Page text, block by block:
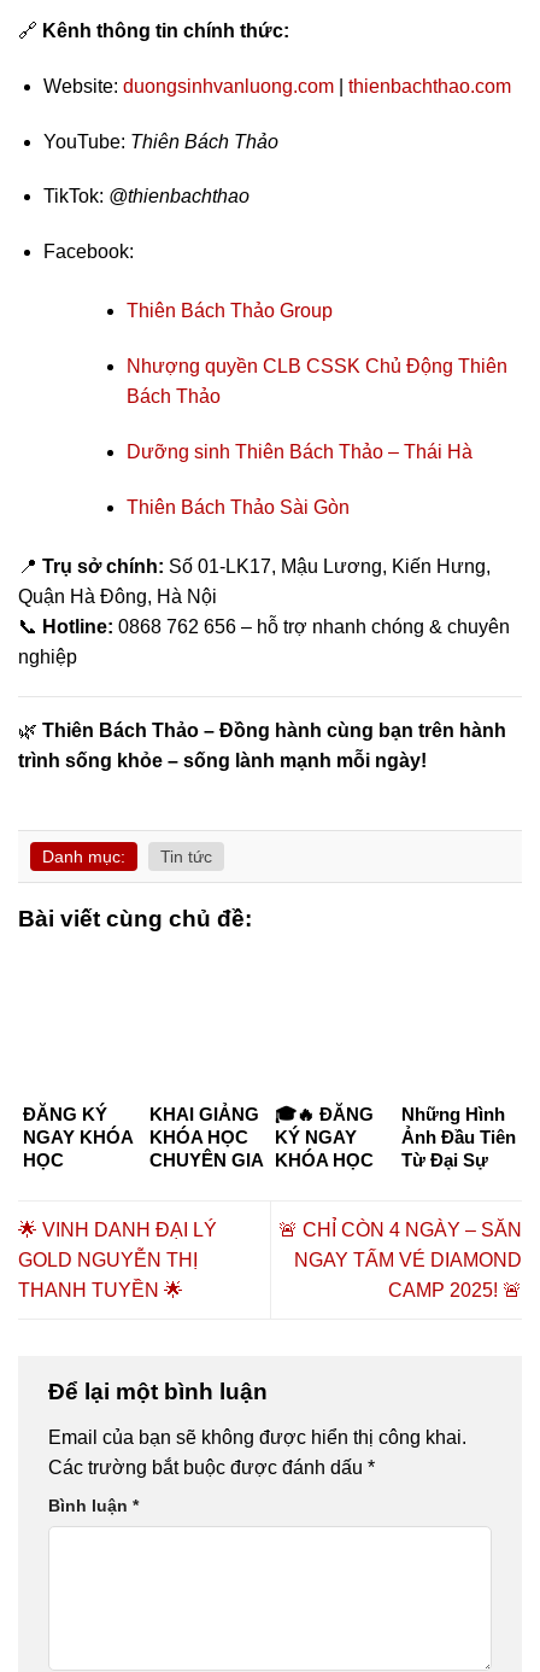
🔗 Kênh thông tin chính thức:
Website: duongsinhvanluong.com| thienbachthao.com
YouTube: Thiên Bách Thảo
TikTok: @thienbachthao
Facebook:
Thiên Bách Thảo Group
Nhượng quyền CLB CSSK Chủ Động Thiên
Bách Thảo
Dưỡng sinh Thiên Bách Thảo – Thái Hà
Thiên Bách Thảo Sài Gòn
📍 Trụ sở chính: Số 01-LK17, Mậu Lương, Kiến Hưng,
Quận Hà Đông, Hà Nội
📞 Hotline: 0868 762 656 – hỗ trợ nhanh chóng & chuyên
nghiệp
🌿 Thiên Bách Thảo – Đồng hành cùng bạn trên hành
trình sống khỏe – sống lành mạnh mỗi ngày!
Danh mục: Tin tức
Bài viết cùng chủ đề:
ĐĂNG KÝ
NGAY KHÓA
HỌC
SINH KHÓA
K6 & K7
KHAI GIẢNG
KHÓA HỌC
CHUYÊN GIA
CHĂM SÓC
SỨC KHỎE
CHỦ ĐỘNG
2026 TẠI TP.
NGHỀ,
VÀ KHỞI
NGHIỆP
🎓🔥 ĐĂNG
KÝ NGAY
KHÓA HỌC
SINH –
CHĂM SÓC
Những Hình
Ảnh Đầu Tiên
Từ Đại Sự
– Đồng Hành
Thịnh
🌟 VINH DANH ĐẠI LÝ
GOLD NGUYỄN THỊ
THANH TUYỀN 🌟
🚨 CHỈ CÒN 4 NGÀY – SĂN
NGAY TẤM VÉ DIAMOND
CAMP 2025! 🚨
Để lại một bình luận
Email của bạn sẽ không được hiển thị công khai.
Các trường bắt buộc được đánh dấu *
Bình luận *